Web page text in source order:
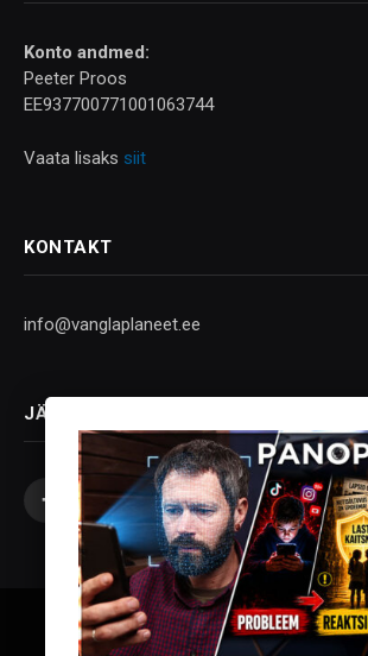
Konto andmed:
Peeter Proos
EE937700771001063744
Vaata lisaks siit
KONTAKT
info@vanglaplaneet.ee
JÄLGI SOTSIAALMEEDIAS
Facebook
X
(Twitter)
InstagramYouTubeTelegram
Vanglaplaneet - Vastupanu Vaim